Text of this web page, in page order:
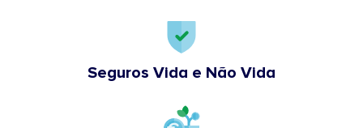
Seguros Vida e Não Vida